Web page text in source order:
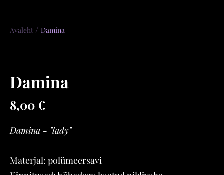
Avaleht / Damina
Damina
8,00 €
Damina - "lady"
Materjal: polümeersavi